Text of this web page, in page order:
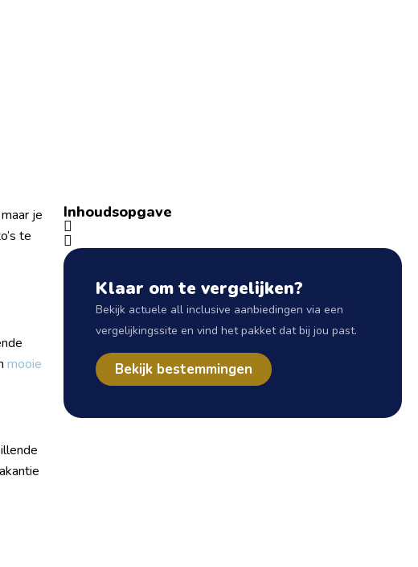
je
te
mooie
Inhoudsopgave
Klaar om te vergelijken?
Bekijk actuele all inclusive aanbiedingen via een
vergelijkingssite en vind het pakket dat bij jou past.
Bekijk bestemmingen